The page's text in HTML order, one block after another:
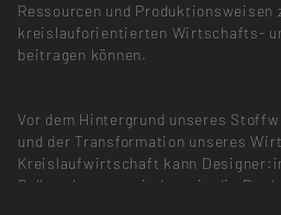
Ressourcen und Produktionsweisen
kreislauforientierten Wirtschafts-
beitragen können.
Vor dem Hintergrund unseres
und der Transformation unseres
Kreislaufwirtschaft kann
Rolle zukommen, indem sie die